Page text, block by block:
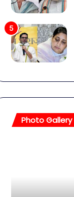
Photo Gallery